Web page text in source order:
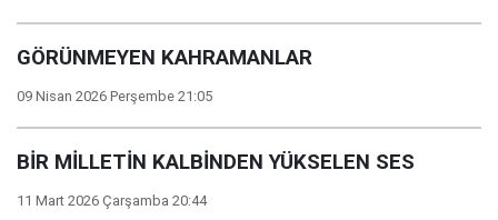
GÖRÜNMEYEN KAHRAMANLAR
09 Nisan 2026 Perşembe 21:05
BİR MİLLETİN KALBİNDEN YÜKSELEN SES
11 Mart 2026 Çarşamba 20:44